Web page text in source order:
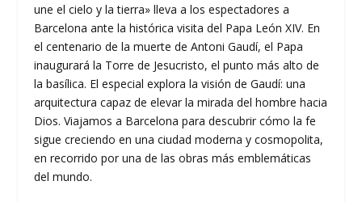
une el cielo y la tierra» lleva a los espectadores a
Barcelona ante la histórica visita del Papa León XIV. En
el centenario de la muerte de Antoni Gaudí, el Papa
inaugurará la Torre de Jesucristo, el punto más alto de
la basílica. El especial explora la visión de Gaudí: una
arquitectura capaz de elevar la mirada del hombre hacia
Dios. Viajamos a Barcelona para descubrir cómo la fe
sigue creciendo en una ciudad moderna y cosmopolita,
en recorrido por una de las obras más emblemáticas
del mundo.